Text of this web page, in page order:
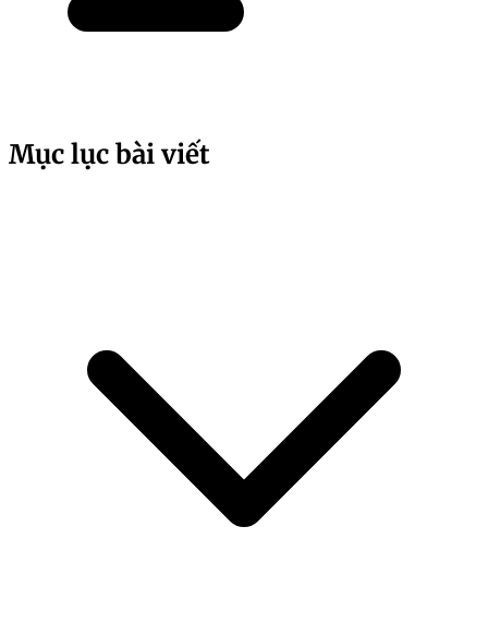
Mục lục bài viết